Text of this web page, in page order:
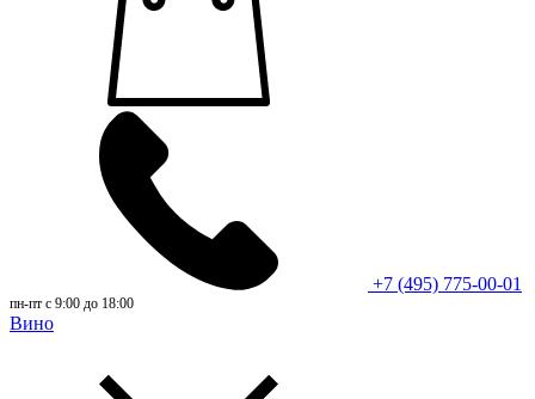
+7 (495) 775-00-01
пн-пт с 9:00 до 18:00
Вино